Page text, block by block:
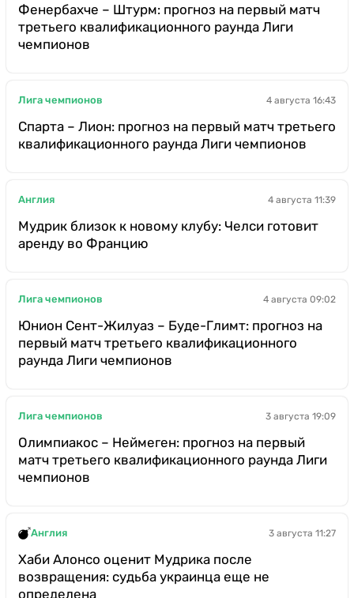
Фенербахче – Штурм: прогноз на первый матч
третьего квалификационного раунда Лиги
чемпионов
Лига чемпионов 4 августа 16:43
Спарта – Лион: прогноз на первый матч третьего
квалификационного раунда Лиги чемпионов
Англия 4 августа 11:39
Мудрик близок к новому клубу: Челси готовит
аренду во Францию
Лига чемпионов 4 августа 09:02
Юнион Сент-Жилуаз – Буде-Глимт: прогноз на
первый матч третьего квалификационного
раунда Лиги чемпионов
Лига чемпионов 3 августа 19:09
Олимпиакос – Неймеген: прогноз на первый
матч третьего квалификационного раунда Лиги
чемпионов
Англия 3 августа 11:27
Хаби Алонсо оценит Мудрика после
возвращения: судьба украинца еще не
определена